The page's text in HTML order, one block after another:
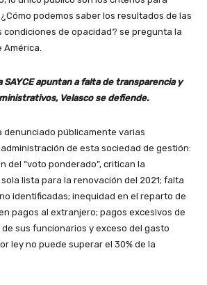
podemos saber los resultados de las
de opacidad? se pregunta la
apuntan a falta de transparencia y
Velasco se defiende.
denunciado públicamente varias
de esta sociedad de gestión:
del “voto ponderado”, critican la
lista para la renovación del 2021; falta
identificadas; inequidad en el reparto de
pagos al extranjero; pagos excesivos de
sus funcionarios y exceso del gasto
ley no puede superar el 30% de la